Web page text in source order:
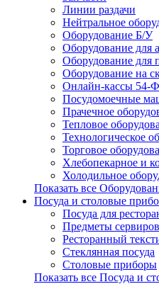
Линии раздачи
Нейтральное
Оборудование Б/У
Оборудование для
Оборудование для
Оборудование на
Онлайн-кассы 54-
Посудомоечные
Прачечное
Тепловое
Технологическое
Торговое
Хлебопекарное и
Холодильное
Показать все
Посуда и столовые
Посуда для
Предметы
Ресторанный
Стеклянная посуда
Столовые приборы
Показать все Посуда и